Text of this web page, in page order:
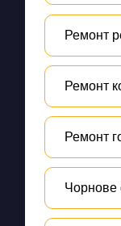
Ремонт
Ремонт
Ремонт
Чорнове